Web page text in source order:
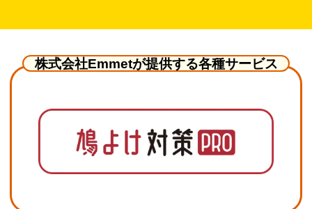
株式会社Emmetが提供する各種サービス